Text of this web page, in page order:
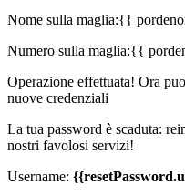
Nome sulla maglia:{{
Numero sulla maglia:{{
Operazione effettuata! Ora
nuove credenziali
La tua password è scaduta:
nostri favolosi servizi!
Username: